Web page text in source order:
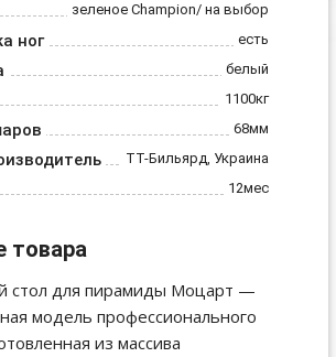
зеленое Champion/ на выбор
ног есть
белый
1100кг
68мм
ТТ-Бильярд, Украина
12мес
товара
стол для пирамиды Моцарт —
модель профессионального
из массива